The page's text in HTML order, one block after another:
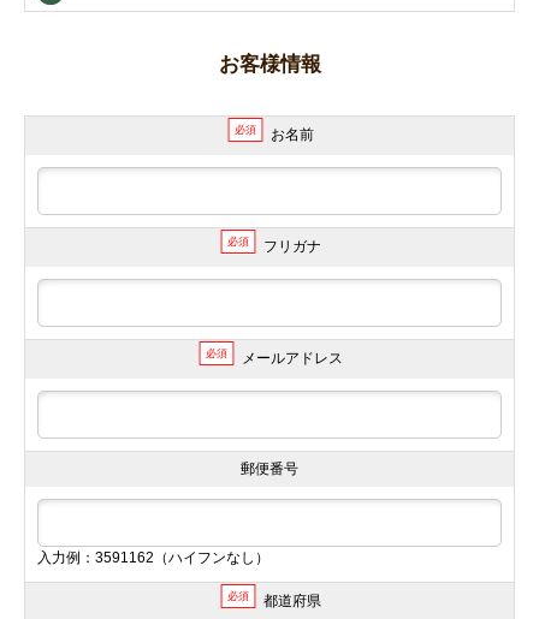
お客様情報
必須 お名前
必須 フリガナ
必須 メールアドレス
郵便番号
入力例：3591162（ハイフンなし）
必須 都道府県